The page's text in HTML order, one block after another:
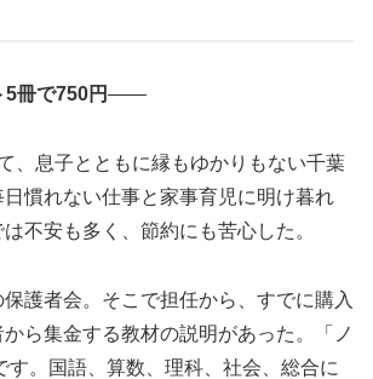
冊で750円
、息子とともに縁もゆかりもない千葉
慣れない仕事と家事育児に明け暮れ
不安も多く、節約にも苦心した。
護者会。そこで担任から、すでに購入
ら集金する教材の説明があった。「ノ
す。国語、算数、理科、社会、総合に